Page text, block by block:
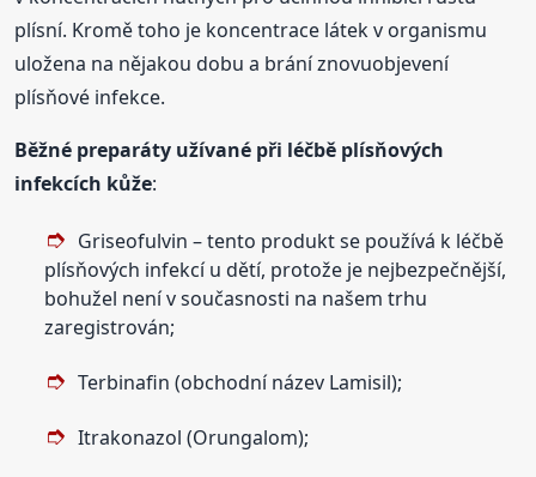
plísní. Kromě toho je koncentrace látek v organismu
uložena na nějakou dobu a brání znovuobjevení
plísňové infekce.
Běžné preparáty užívané při léčbě plísňových
infekcích kůže:
Griseofulvin – tento produkt se používá k léčbě
plísňových infekcí u dětí, protože je nejbezpečnější,
bohužel není v současnosti na našem trhu
zaregistrován;
Terbinafin (obchodní název Lamisil);
Itrakonazol (Orungalom);